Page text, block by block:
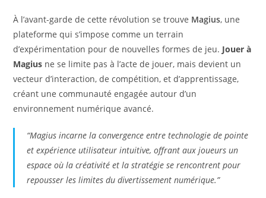
À l’avant-garde de cette révolution se trouve Magius, une
plateforme qui s’impose comme un terrain
d’expérimentation pour de nouvelles formes de jeu. Jouer à
Magius ne se limite pas à l’acte de jouer, mais devient un
vecteur d’interaction, de compétition, et d’apprentissage,
créant une communauté engagée autour d’un
environnement numérique avancé.
“Magius incarne la convergence entre technologie de pointe
et expérience utilisateur intuitive, offrant aux joueurs un
espace où la créativité et la stratégie se rencontrent pour
repousser les limites du divertissement numérique.”